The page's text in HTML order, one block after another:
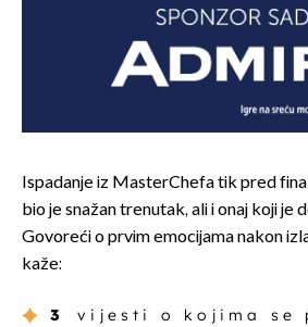
Ispadanje iz MasterChefa tik pred
bio je snažan trenutak, ali i onaj koji je
Govoreći o prvim emocijama nakon
kaže:
3 vijesti o kojima se